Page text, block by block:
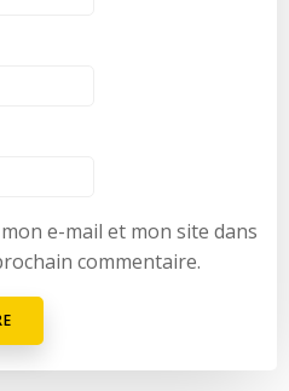
e-mail et mon site dans
commentaire.